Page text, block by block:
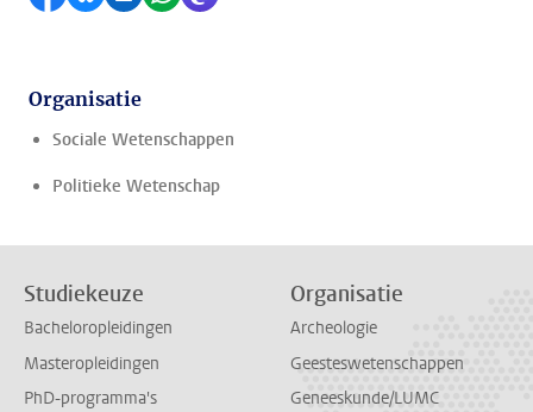
Organisatie
Sociale Wetenschappen
Politieke Wetenschap
Studiekeuze
Bacheloropleidingen
Masteropleidingen
PhD-programma's
Organisatie
Archeologie
Geesteswetenschappen
Geneeskunde/LUMC